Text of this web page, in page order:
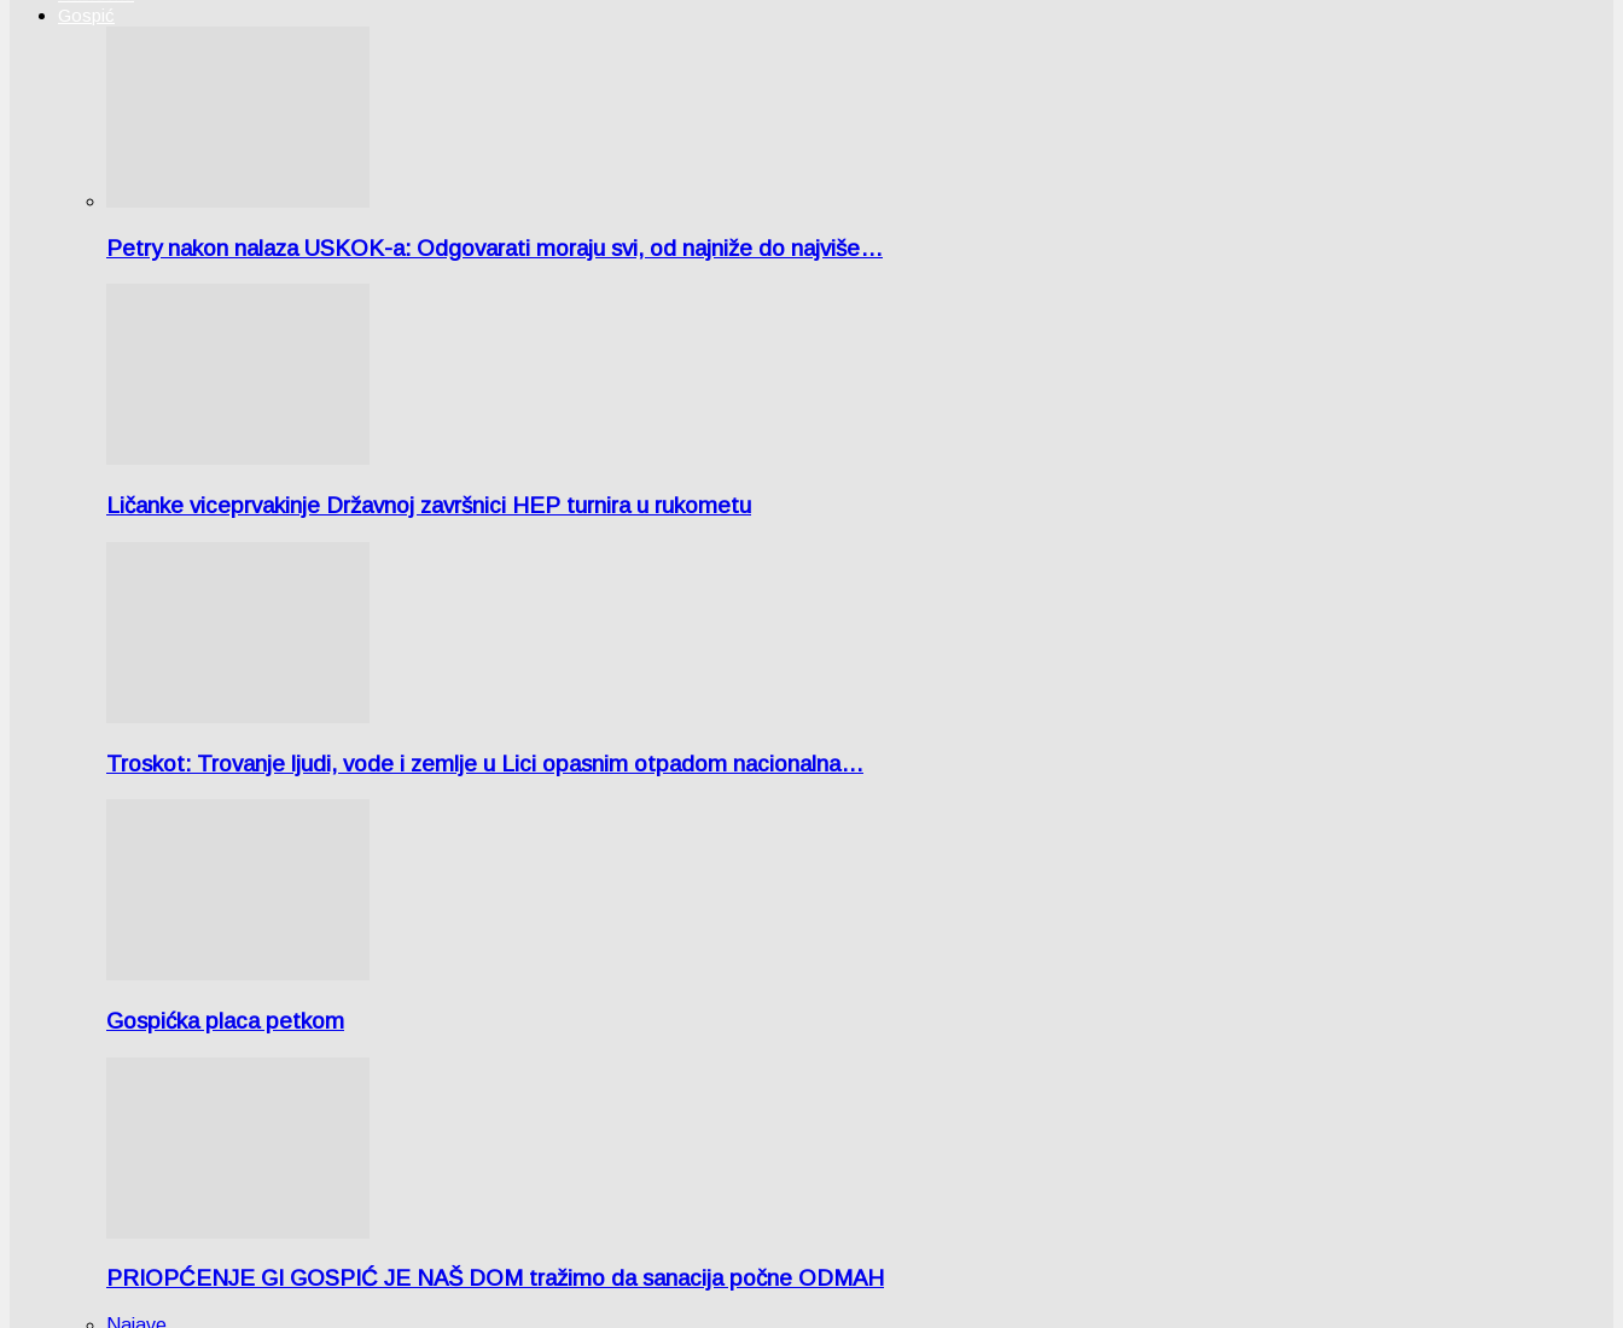
Gospić
Petry nakon nalaza USKOK-a: Odgovarati moraju svi, od najniže do najviše…
Ličanke viceprvakinje Državnoj završnici HEP turnira u rukometu
Troskot: Trovanje ljudi, vode i zemlje u Lici opasnim otpadom nacionalna…
Gospićka placa petkom
PRIOPĆENJE GI GOSPIĆ JE NAŠ DOM tražimo da sanacija počne ODMAH